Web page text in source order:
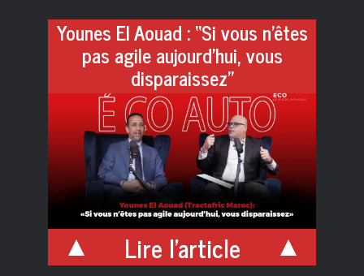
Younes El Aouad : “Si vous n’êtes
pas agile aujourd’hui, vous
disparaissez”
Lire l'article